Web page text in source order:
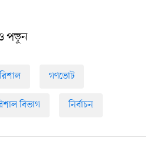
পড়ুন
গণভোট
বিভাগ নির্বাচন